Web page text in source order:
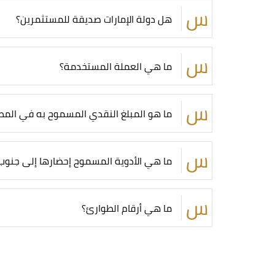
هل دولة الإمارات صديقة للمستثمرين؟
ما هي العملة المستخدمة؟
ما هو المبلغ النقدي المسموح به في
ما هي الأدوية المسموح إحضارها إلى
ما هي أرقام الطوارئ؟